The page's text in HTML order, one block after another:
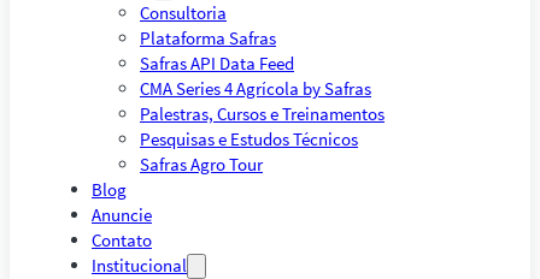
Consultoria
Plataforma Safras
Safras API Data Feed
CMA Series 4 Agrícola by Safras
Palestras, Cursos e Treinamentos
Pesquisas e Estudos Técnicos
Safras Agro Tour
Blog
Anuncie
Contato
Institucional